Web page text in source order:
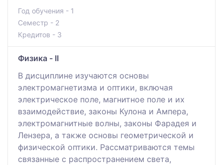
Год обучения - 1
Семестр - 2
Кредитов - 3
Физика - II
В дисциплине изучаются основы
электромагнетизма и оптики, включая
электрическое поле, магнитное поле и их
взаимодействие, законы Кулона и Ампера,
электромагнитные волны, законы Фарадея и
Лензера, а также основы геометрической и
физической оптики. Рассматриваются темы
связанные с распространением света,